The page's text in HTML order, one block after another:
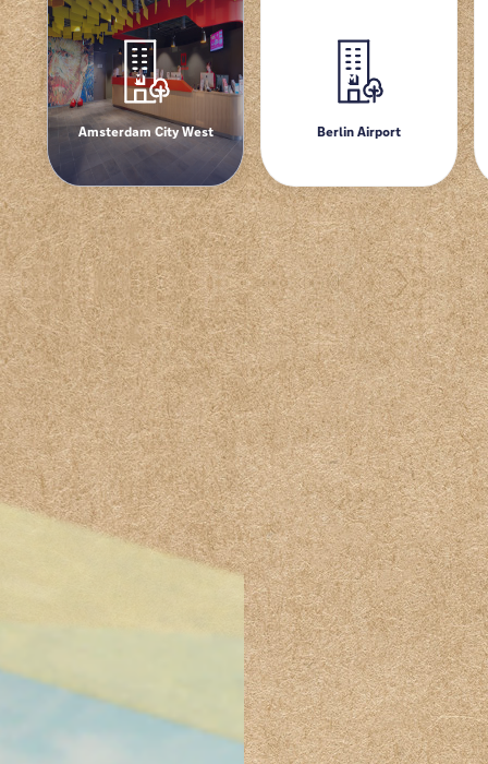
Amsterdam City West
Amsterdam City West
Berlin Airport
Berlin Airport